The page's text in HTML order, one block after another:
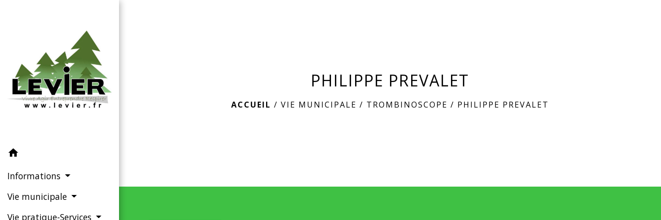
home
Informations
Vie municipale
Vie pratique-Services
PHILIPPE PREVALET
ACCUEIL / VIE MUNICIPALE / TROMBINOSCOPE / PHILIPPE PREVALET